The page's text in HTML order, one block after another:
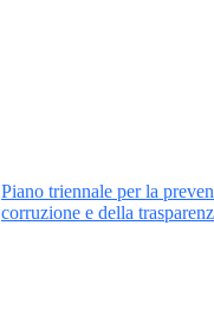
Piano triennale per la
corruzione e della